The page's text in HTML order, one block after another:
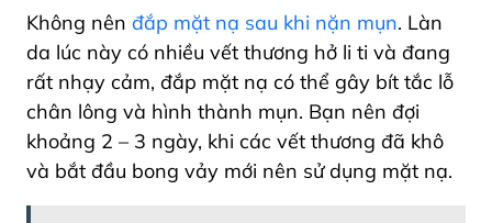
Không nên đắp mặt nạ sau khi nặn mụn. Làn
da lúc này có nhiều vết thương hở li ti và đang
rất nhạy cảm, đắp mặt nạ có thể gây bít tắc lỗ
chân lông và hình thành mụn. Bạn nên đợi
khoảng 2 – 3 ngày, khi các vết thương đã khô
và bắt đầu bong vảy mới nên sử dụng mặt nạ.